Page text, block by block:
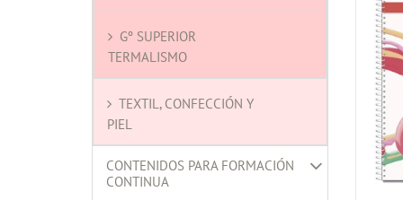
Gº SUPERIOR
TERMALISMO
TEXTIL, CONFECCIÓN Y
PIEL
CONTENIDOS PARA FORMACIÓN
CONTINUA